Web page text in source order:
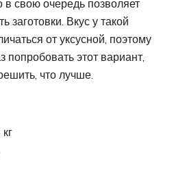
в свою очередь позволяет
заготовки. Вкус у такой
от уксусной, поэтому
попробовать этот вариант,
что лучше.